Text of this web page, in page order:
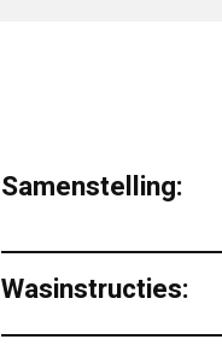
Samenstelling:
Wasinstructies: